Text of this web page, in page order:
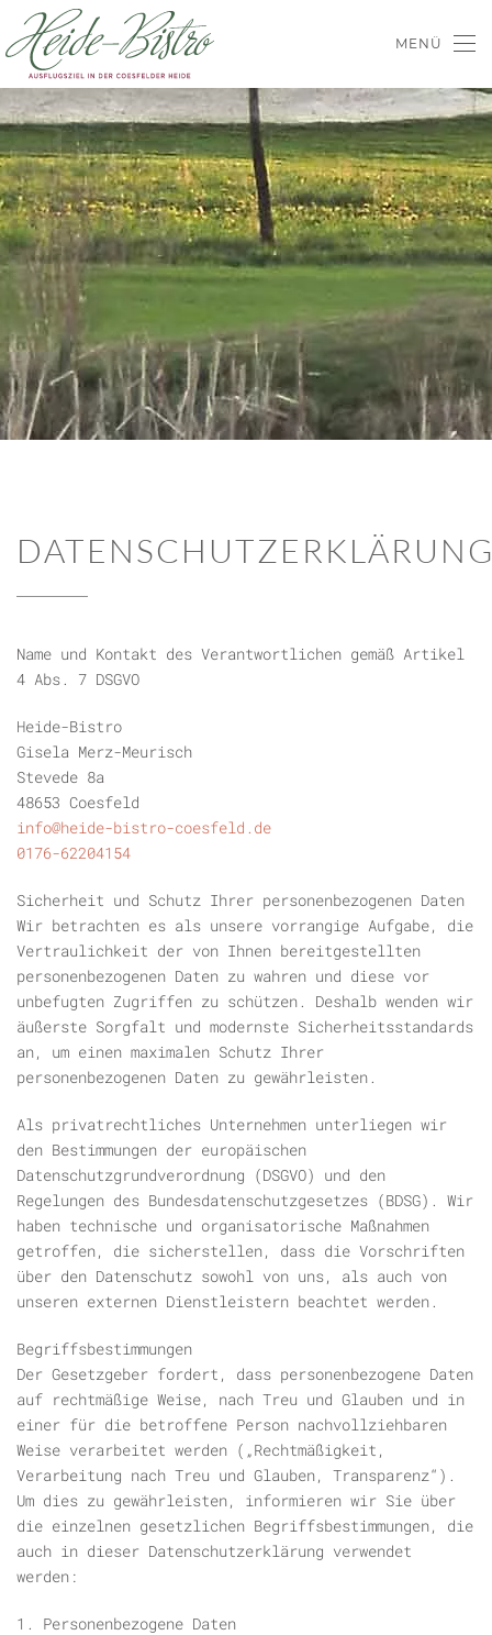
Skip to main content
MENÜ
Name und Kontakt des Verantwortlichen gemäß Artikel
4 Abs. 7 DSGVO
Heide-Bistro
Gisela Merz-Meurisch
Stevede 8a
48653 Coesfeld
info@heide-bistro-coesfeld.de
0176-62204154
Sicherheit und Schutz Ihrer personenbezogenen Daten
Wir betrachten es als unsere vorrangige Aufgabe, die
Vertraulichkeit der von Ihnen bereitgestellten
personenbezogenen Daten zu wahren und diese vor
unbefugten Zugriffen zu schützen. Deshalb wenden wir
äußerste Sorgfalt und modernste Sicherheitsstandards
an, um einen maximalen Schutz Ihrer
personenbezogenen Daten zu gewährleisten.
Als privatrechtliches Unternehmen unterliegen wir
den Bestimmungen der europäischen
Datenschutzgrundverordnung (DSGVO) und den
Regelungen des Bundesdatenschutzgesetzes (BDSG). Wir
haben technische und organisatorische Maßnahmen
getroffen, die sicherstellen, dass die Vorschriften
über den Datenschutz sowohl von uns, als auch von
unseren externen Dienstleistern beachtet werden.
Begriffsbestimmungen
Der Gesetzgeber fordert, dass personenbezogene Daten
auf rechtmäßige Weise, nach Treu und Glauben und in
einer für die betroffene Person nachvollziehbaren
Weise verarbeitet werden („Rechtmäßigkeit,
Verarbeitung nach Treu und Glauben, Transparenz“).
Um dies zu gewährleisten, informieren wir Sie über
die einzelnen gesetzlichen Begriffsbestimmungen, die
auch in dieser Datenschutzerklärung verwendet
werden:
1. Personenbezogene Daten